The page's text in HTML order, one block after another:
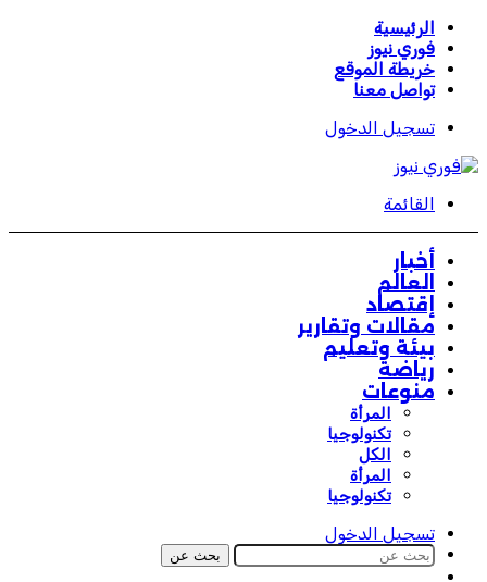
الرئيسية
فوري نيوز
خريطة الموقع
تواصل معنا
تسجيل الدخول
القائمة
أخبار
العالم
إقتصاد
مقالات وتقارير
بيئة وتعليم
رياضة
منوعات
المرأة
تكنولوجيا
الكل
المرأة
تكنولوجيا
تسجيل الدخول
بحث عن